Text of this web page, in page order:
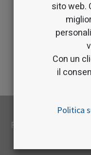
Copyright
Fornito da
sito web.
Con un
il
Politica